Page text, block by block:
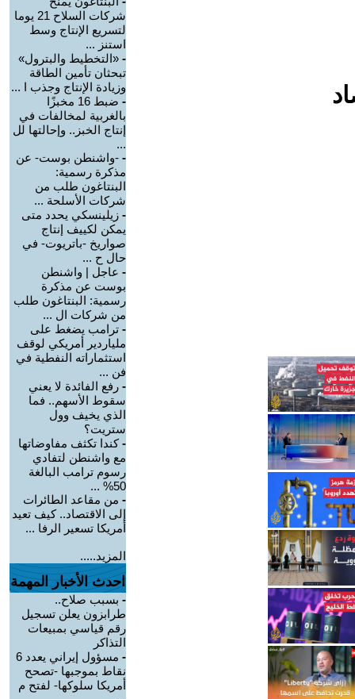
شركات السلاح 21 يوما
لتسريع الإنتاج وسط
استنز ...
- «التخطيط والبترول»
تبحثان تأمين الطاقة
وزيادة الإنتاج وجذب ا ...
-
ضبط 16 مخبزًا
بالغربية لمخالفات في
إنتاج الخبز.. وإحالتها لل
...
- -واشنطن بوست- عن
مذكرة رسمية:
البنتاغون طلب من
شركات الأسلحة ...
- زيلينسكي يحدد متى
يمكن لكييف إنتاج
صواريخ -باتريوت- في
حال ح ...
- عاجل | واشنطن
بوست عن مذكرة
رسمية: البنتاغون طلب
من شركات ال ...
- ترامب يضغط على
ملياردير أمريكي لوقف
استثماراته النفطية في
فن ...
- رفع الفائدة لا يعني
سقوط الأسهم.. فما
الذي يخيف وول
ستريت؟
-كندا تكثف مفاوضاتها
مع واشنطن لتفادي
رسوم ترامب البالغة
50% ...
- من مقاعد الطائرات
إلى الاقتصاد.. كيف تعيد
أمريكا تسعير الرفا ...
المزيد.....
احدث الأخبار المهمة
- بسبب صلاح..
طرابزون يعلن تسجيل
رقم قياسي بمبيعات
التذاكر
-
مسؤول إيراني يعدد 6
نقاط بموجبها -تصحح
أمريكا سلوكها- لفتح م